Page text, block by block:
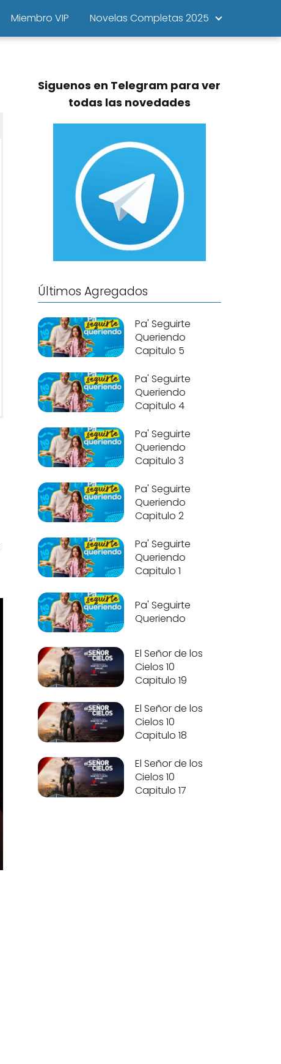
Miembro VIP Novelas Completas 2025
Siguenos en Telegram para ver
todas las novedades
Últimos Agregados
Pa' Seguirte
Queriendo
Capitulo 5
Pa' Seguirte
Queriendo
Capitulo 4
Pa' Seguirte
Queriendo
Capitulo 3
Pa' Seguirte
Queriendo
Capitulo 2
Pa' Seguirte
Queriendo
Capitulo 1
Pa' Seguirte
Queriendo
El Señor de los
Cielos 10
Capitulo 19
El Señor de los
Cielos 10
Capitulo 18
El Señor de los
Cielos 10
Capitulo 17